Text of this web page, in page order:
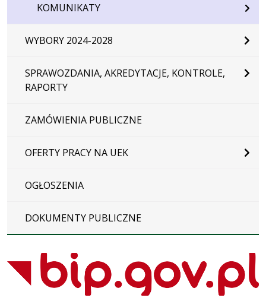
KOMUNIKATY
WYBORY 2024-2028
SPRAWOZDANIA, AKREDYTACJE, KONTROLE,
RAPORTY
ZAMÓWIENIA PUBLICZNE
OFERTY PRACY NA UEK
OGŁOSZENIA
DOKUMENTY PUBLICZNE